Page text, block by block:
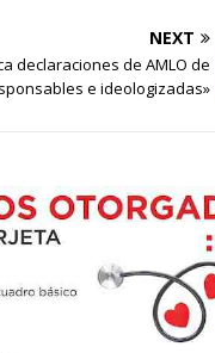
NEXT
declaraciones de AMLO de
e ideologizadas»